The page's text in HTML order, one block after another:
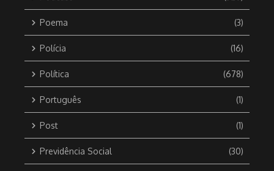
Poema (3)
Polícia (16)
Política (678)
Português (1)
Post (1)
Previdência Social (30)